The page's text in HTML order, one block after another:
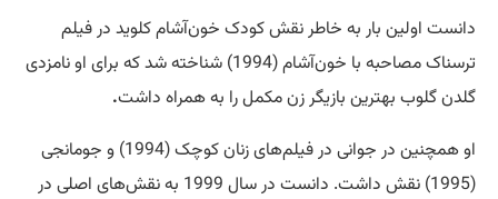
دانست اولین بار به خاطر نقش کودک خون‌آشام کلوید در فیلم
ترسناک مصاحبه با خون‌آشام (1994) شناخته شد که برای او نامزدی
گلدن گلوب بهترین بازیگر زن مکمل را به همراه داشت.
او همچنین در جوانی در فیلم‌های زنان کوچک (1994) و جومانجی
(1995) نقش داشت. دانست در سال 1999 به نقش‌های اصلی در